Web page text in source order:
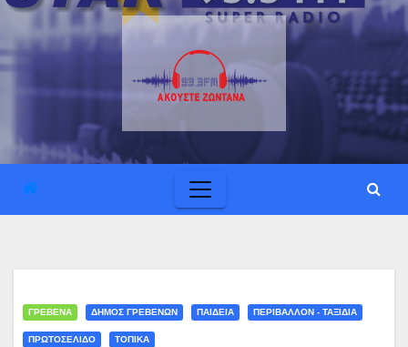
ΓΡΕΒΕΝΑ ΔΗΜΟΣ ΓΡΕΒΕΝΩΝ ΠΑΙΔΕΙΑ ΠΕΡΙΒΑΛΛΟΝ - ΤΑΞΙΔΙΑ
ΠΡΩΤΟΣΕΛΙΔΟ ΤΟΠΙΚΑ